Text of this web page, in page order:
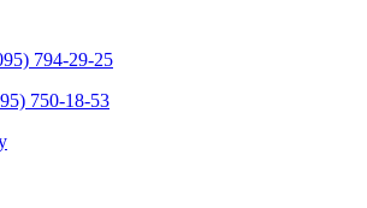
794-29-25
750-18-53